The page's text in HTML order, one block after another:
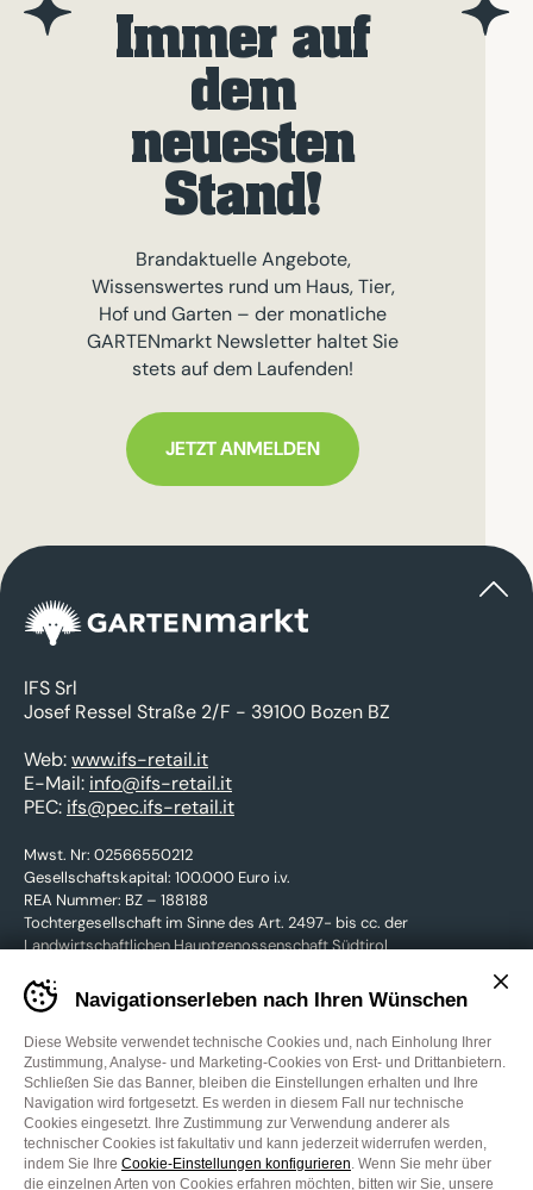
Immer auf
dem
neuesten
Stand!
Brandaktuelle Angebote,
Wissenswertes rund um Haus, Tier,
Hof und Garten – der monatliche
GARTENmarkt Newsletter haltet Sie
stets auf dem Laufenden!
JETZT ANMELDEN
IFS Srl
Josef Ressel Straße 2/F - 39100 Bozen BZ
Web:www.ifs-retail.it
E-Mail: info@ifs-retail.it
PEC: ifs@pec.ifs-retail.it
Mwst. Nr: 02566550212
Gesellschaftskapital: 100.000 Euro i.v.
REA Nummer: BZ – 188188
Tochtergesellschaft im Sinne des Art. 2497- bis cc. der
Landwirtschaftlichen Hauptgenossenschaft Südtirol
Facebook YouTube
Cookie-Einstellungen Privacy Policy Cookies Credits
WEBSITE: MADE IN CIMA
Banner
cookie
GARTENmarkt
Impostare
preferenze
cookie
prima
Navigationserleben nach Ihren Wünschen
Diese Website verwendet technische Cookies und, nach Einholung Ihrer
Zustimmung, Analyse- und Marketing-Cookies von Erst- und Drittanbietern.
Schließen Sie das Banner, bleiben die Einstellungen erhalten und Ihre
Navigation wird fortgesetzt. Es werden in diesem Fall nur technische
Cookies eingesetzt. Ihre Zustimmung zur Verwendung anderer als
technischer Cookies ist fakultativ und kann jederzeit widerrufen werden,
indem Sie Ihre Cookie-Einstellungen konfigurieren. Wenn Sie mehr über
die einzelnen Arten von Cookies erfahren möchten, bitten wir Sie, unsere